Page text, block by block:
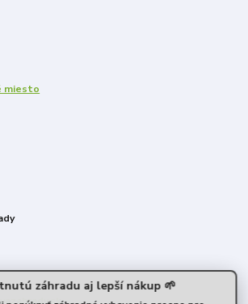
miesto
záhradu aj lepší nákup 🌱